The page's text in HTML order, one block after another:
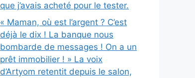
que j’avais acheté pour le tester.
« Maman, où est l’argent ? C’est
déjà le dix ! La banque nous
bombarde de messages ! On a un
prêt immobilier ! » La voix
d’Artyom retentit depuis le salon,